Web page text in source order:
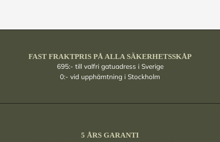
FAST FRAKTPRIS PÅ ALLA SÄKERHETSSKÅP
695:- till valfri gatuadress i Sverige
0:- vid upphämtning i Stockholm
5 ÅRS GARANTI